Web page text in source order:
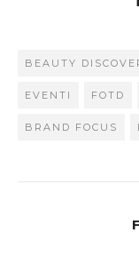
BEAUTY
EVENTI FOTD
BRAND FOCUS